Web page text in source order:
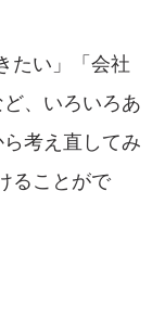
たい」「会社
、いろいろあ
考え直してみ
ることがで